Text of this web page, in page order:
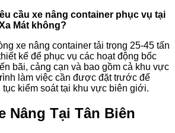
cầu xe nâng container phục vụ tại
Mát không?
xe nâng container tải trọng 25-45 tấn
kế để phục vụ các hoạt động bốc
bãi, cảng cạn và bao gồm cả khu vực
làm việc cần được đặt trước để
kiểm soát tại khu vực biên giới.
Nâng Tại Tân Biên